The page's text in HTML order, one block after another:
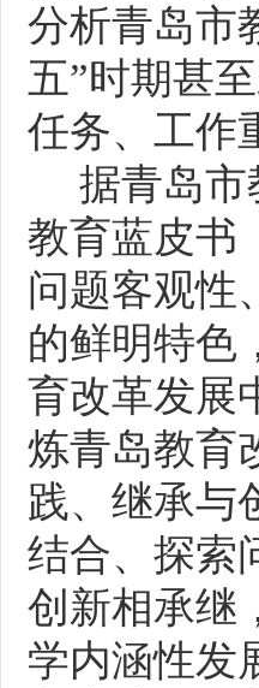
分析青岛市
五”时期甚
任务、工作
据青岛
教育蓝皮书
问题客观性
的鲜明特色
育改革发展
炼青岛教育
践、继承与
结合、探索
创新相承继
学内涵性发